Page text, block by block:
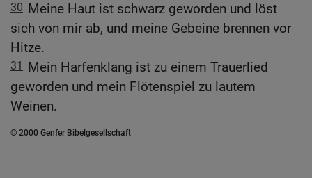
30 Meine Haut ist schwarz geworden und löst
sich von mir ab, und meine Gebeine brennen vor
Hitze.
31
Mein Harfenklang ist zu einem Trauerlied
geworden und mein Flötenspiel zu lautem
Weinen.
© 2000 Genfer Bibelgesellschaft